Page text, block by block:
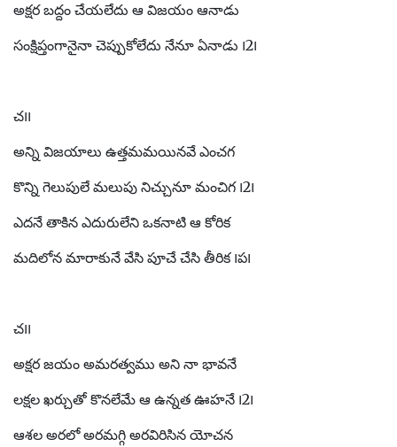
అక్షర బద్దం చేయలేదు ఆ విజయం ఆనాడు
సంక్షిప్తంగానైనా చెప్పుకోలేదు నేనూ ఏనాడు ౹2౹
చ౹౹
అన్ని విజయాలు ఉత్తమమయినవే ఎంచగ
కొన్ని గెలుపులే మలుపు నిచ్చునూ మంచిగ ౹2౹
ఎదనే తాకిన ఎదురులేని ఒకనాటి ఆ కోరిక
మదిలోన మారాకునే వేసి పూచే చేసి తీరిక ౹ప౹
చ౹౹
అక్షర జయం అమరత్వము అని నా భావనే
లక్షల ఖర్చుతో కొనలేమే ఆ ఉన్నత ఊహనే ౹2౹
ఆశల అరలో అరమగ్గి అరవిరిసిన యోచన